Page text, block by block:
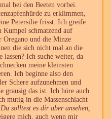
bei den Beeten vorbei.
zu erklimmen,
Petersilie frisst. Ich greife
Kumpel schmatzend auf
Oregano und die Minze
die sich nicht mal an die
Ich suche weiter, da
meine kleinsten
Ich beginne also den
Schere aufzunehmen und
grausig das ist. Ich höre auch
mutig in die Massenschlacht
Du solltest es dir aber ansehen,
mich, auch wenn mir